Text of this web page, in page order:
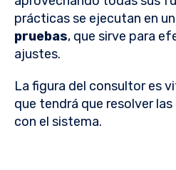
prácticas se ejecutan en un
pruebas, que sirve para
ajustes.
La figura del consultor es
que tendrá que resolver
con el sistema.